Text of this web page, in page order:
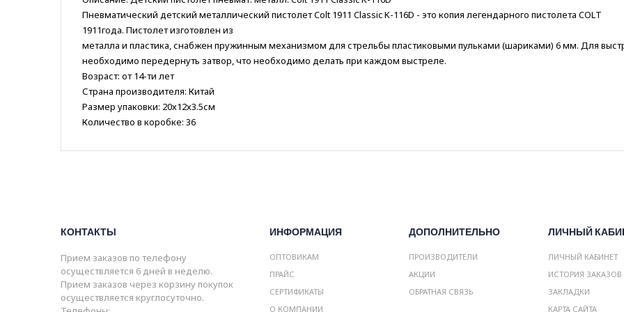
Пневматический детский металлический пистолет Colt 1911 Classic K-116D - это копия легендарного пистолета COLT
1911года. Пистолет изготовлен из
металла и пластика, снабжен пружинным механизмом для стрельбы пластиковыми пульками (шариками) 6 мм. Для
необходимо передернуть затвор, что необходимо делать при каждом выстреле.
Возраст: от 14-ти лет
Страна производителя: Китай
Размер упаковки: 20х12х3.5см
Количество в коробке: 36
КОНТАКТЫ
Прием заказов по телефону
осуществляется 6 дней в неделю.
Прием заказов через корзину покупок
осуществляется круглосуточно.
ИНФОРМАЦИЯ
ОПТОВИКАМ
ПРАЙС
СЕРТИФИКАТЫ
О КОМПАНИИ
ДОПОЛНИТЕЛЬНО
ПРОИЗВОДИТЕЛИ
АКЦИИ
ОБРАТНАЯ СВЯЗЬ
ЛИЧНЫЙ
ЛИЧНЫЙ КАБИНЕТ
ИСТОРИЯ ЗАКАЗОВ
ЗАКЛАДКИ
КАРТА САЙТА